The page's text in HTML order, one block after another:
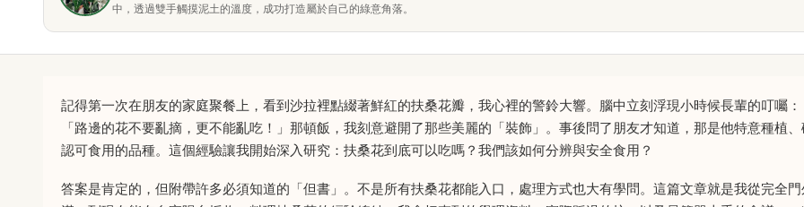
中，透過雙手觸摸泥土的溫度，成功打造屬於自己的綠意角落。
記得第一次在朋友的家庭聚餐上，看到沙拉裡點綴著鮮紅的扶桑花瓣，我心裡的警鈴大響。腦中立刻浮現小時候長輩的叮囑：
「路邊的花不要亂摘，更不能亂吃！」那頓飯，我刻意避開了那些美麗的「裝飾」。事後問了朋友才知道，那是他特意種植
認可食用的品種。這個經驗讓我開始深入研究：扶桑花到底可以吃嗎？我們該如何分辨與安全食用？
答案是肯定的，但附帶許多必須知道的「但書」。不是所有扶桑花都能入口，處理方式也大有學問。這篇文章就是我從完全